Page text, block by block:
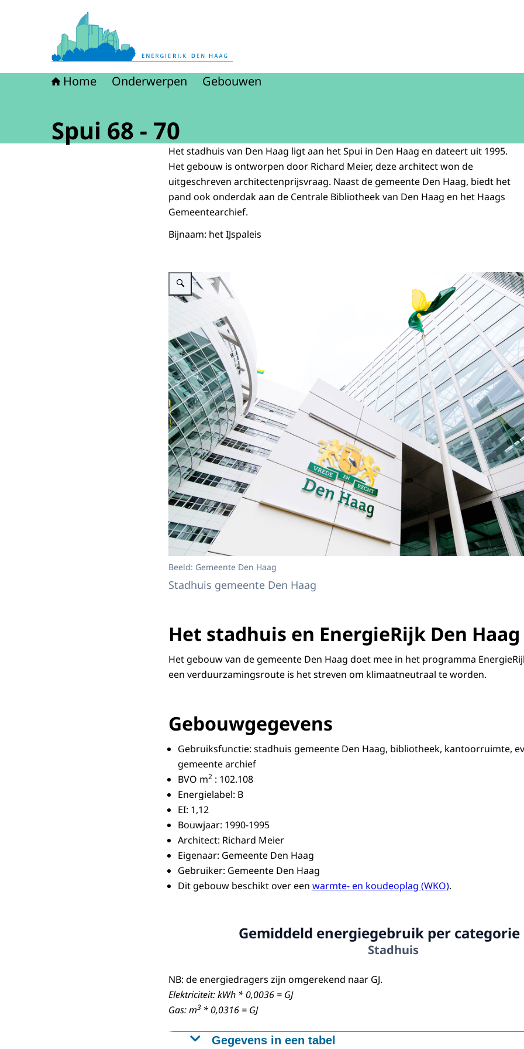
Home Onderwerpen Gebouwen
Spui 68 - 70
Het stadhuis van Den Haag ligt aan het Spui in Den Haag en dateert uit 1995.
Het gebouw is ontworpen door Richard Meier, deze architect won de
uitgeschreven architectenprijsvraag. Naast de gemeente Den Haag, biedt het
pand ook onderdak aan de Centrale Bibliotheek van Den Haag en het Haags
Gemeentearchief.
Bijnaam: het IJspaleis
Vergroot afbeelding Stadhuis gemeente Den Haag
Beeld: Gemeente Den Haag
Stadhuis gemeente Den Haag
Het stadhuis en EnergieRijk Den Haag
Het gebouw van de gemeente Den Haag doet mee in het programma
een verduurzamingsroute is het streven om klimaatneutraal te worden.
Gebouwgegevens
Gebruiksfunctie: stadhuis gemeente Den Haag, bibliotheek, kantoorruimte,
gemeente archief
BVO m2 : 102.108
Energielabel: B
EI: 1,12
Bouwjaar: 1990-1995
Architect: Richard Meier
Eigenaar: Gemeente Den Haag
Gebruiker: Gemeente Den Haag
Dit gebouw beschikt over een warmte- en koudeoplag (WKO).
Gemiddeld energiegebruik per categorie
Stadhuis
NB: de energiedragers zijn omgerekend naar GJ.
Elektriciteit: kWh * 0,0036 = GJ
Gas: m3 * 0,0316 = GJ
Gegevens in een tabel